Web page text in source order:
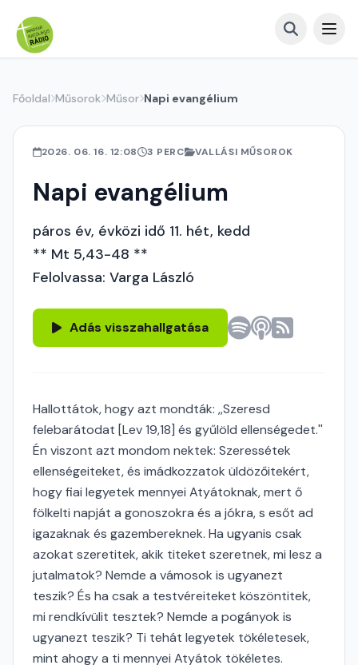
Főoldal Műsorok Műsor Napi evangélium
2026. 06. 16. 12:08 3 PERC VALLÁSI MŰSOROK
Napi evangélium
páros év, évközi idő 11. hét, kedd
** Mt 5,43-48 **
Felolvassa: Varga László
Adás visszahallgatása
Hallottátok, hogy azt mondták: ,,Szeresd
felebarátodat [Lev 19,18] és gyűlöld ellenségedet.''
Én viszont azt mondom nektek: Szeressétek
ellenségeiteket, és imádkozzatok üldözőitekért,
hogy fiai legyetek mennyei Atyátoknak, mert ő
fölkelti napját a gonoszokra és a jókra, s esőt ad
igazaknak és gazembereknek. Ha ugyanis csak
azokat szeretitek, akik titeket szeretnek, mi lesz a
jutalmatok? Nemde a vámosok is ugyanezt
teszik? És ha csak a testvéreiteket köszöntitek,
mi rendkívülit tesztek? Nemde a pogányok is
ugyanezt teszik? Ti tehát legyetek tökéletesek,
mint ahogy a ti mennyei Atyátok tökéletes.